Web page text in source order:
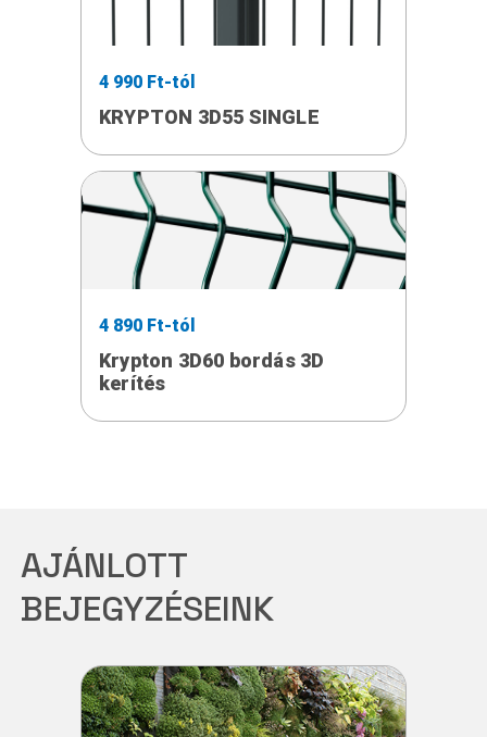
4 990 Ft-tól
KRYPTON 3D55 SINGLE
4 890 Ft-tól
Krypton 3D60 bordás 3D
kerítés
AJÁNLOTT
BEJEGYZÉSEINK